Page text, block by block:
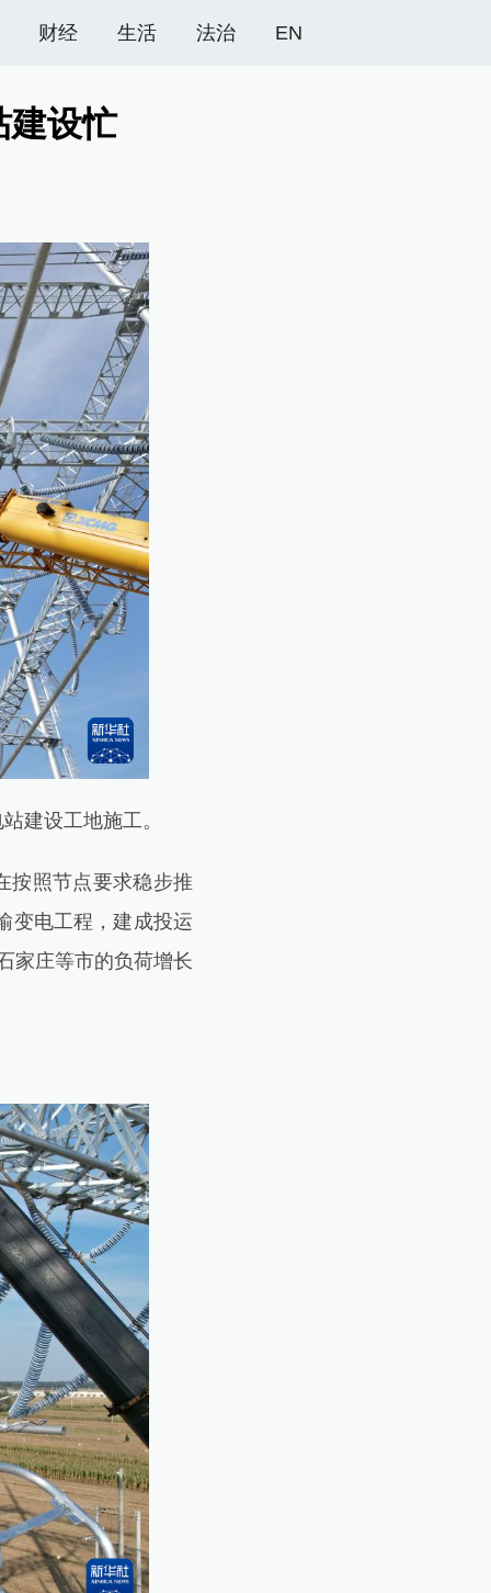
财经 生活 法治 EN
建设忙
建设工地施工。
照节点要求稳步推
变电工程，建成投运
家庄等市的负荷增长